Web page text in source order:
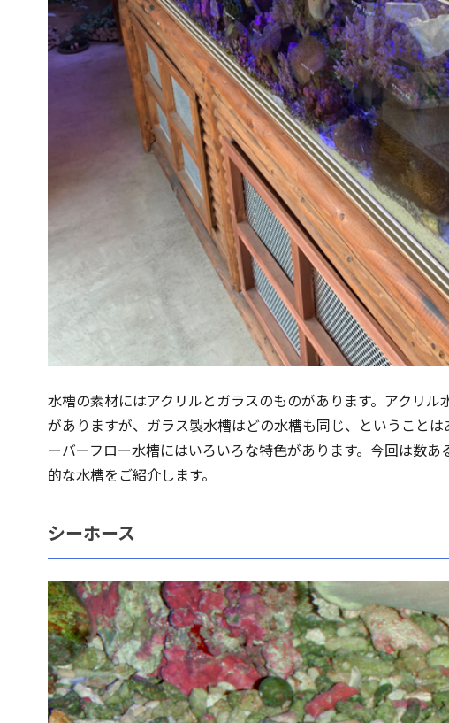
水槽の素材にはアクリルとガラスのものがあります。アクリ
がありますが、ガラス製水槽はどの水槽も同じ、ということ
ーバーフロー水槽にはいろいろな特色があります。今回は数
的な水槽をご紹介します。
シーホース